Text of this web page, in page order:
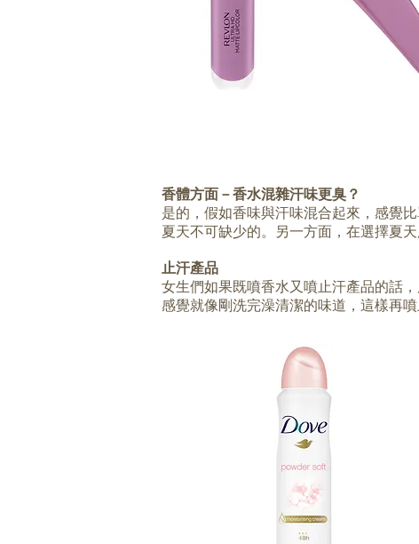
香體方面－香水混雜汗味更臭？
是的，假如香味與汗味混合起來，感覺
夏天不可缺少的。另一方面，在選擇夏天
止汗產品
女生們如果既噴香水又噴止汗產品的話
感覺就像剛洗完澡清潔的味道，這樣再